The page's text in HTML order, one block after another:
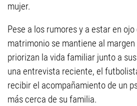
mujer.
Pese a los rumores y a estar en
matrimonio se mantiene al
priorizan la vida familiar junto a
una entrevista reciente, el
recibir el acompañamiento de un
más cerca de su familia.